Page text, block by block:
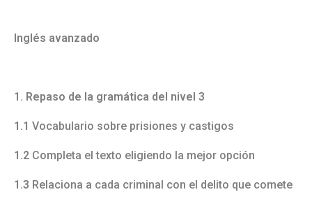
Inglés avanzado
1. Repaso de la gramática del nivel 3
1.1 Vocabulario sobre prisiones y castigos
1.2 Completa el texto eligiendo la mejor opción
1.3 Relaciona a cada criminal con el delito que comete